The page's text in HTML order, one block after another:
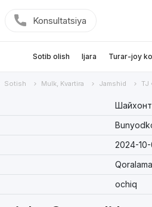
Konsultatsiya
Sotib olish Ijara Turar-joy
Sotish Mulk, Kvartira Jamshid TJ
2024-
Qoralama
ochiq